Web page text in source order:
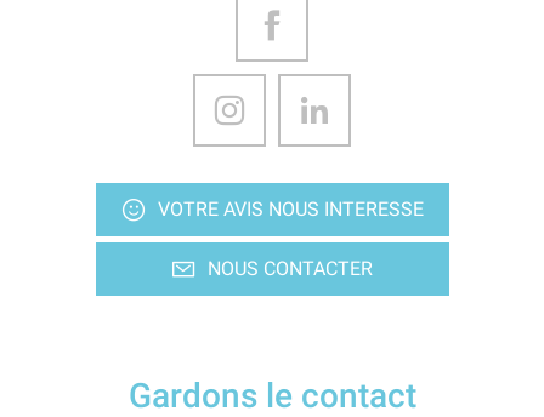
VOTRE AVIS NOUS INTERESSE
NOUS CONTACTER
Gardons le contact